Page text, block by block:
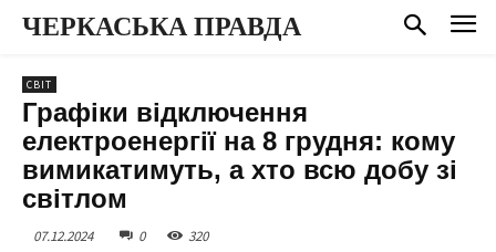
ЧЕРКАСЬКА ПРАВДА
СВІТ
Графіки відключення
електроенергії на 8 грудня: кому
вимикатимуть, а хто всю добу зі
світлом
07.12.2024 0 320